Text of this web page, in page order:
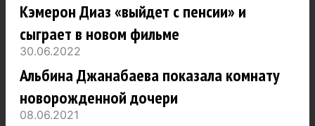
Кэмерон Диаз «выйдет с пенсии» и
сыграет в новом фильме
30.06.2022
Альбина Джанабаева показала комнату
новорожденной дочери
08.06.2021